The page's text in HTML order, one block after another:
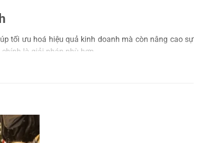
tối ưu hoá hiệu quả kinh doanh mà còn nâng cao sự
là giải pháp phù hợp.